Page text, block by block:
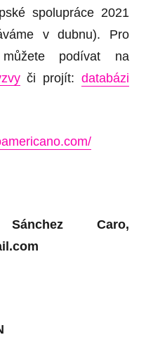
spolupráce 2021
v dubnu). Pro
podívat na
či projít: databázi
Caro,